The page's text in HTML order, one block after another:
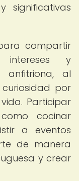
significativas
compartir
intereses y
anfitriona, al
por
Participar
cocinar
a eventos
de manera
y crear